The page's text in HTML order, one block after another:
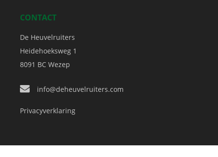
CONTACT
De Heuvelruiters
Heidehoeksweg 1
8091 BC Wezep
info@deheuvelruiters.com
Privacyverklaring